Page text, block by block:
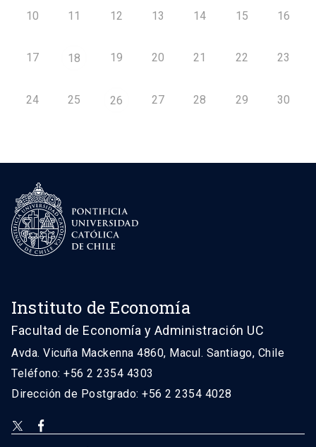
10 11 12 13 14 15 16
17 18 19 20 21 22 23
24 25 26 27 28 29 30
Instituto de Economía
Facultad de Economía y Administración UC
Avda. Vicuña Mackenna 4860, Macul. Santiago, Chile
Teléfono: +56 2 2354 4303
Dirección de Postgrado: +56 2 2354 4028